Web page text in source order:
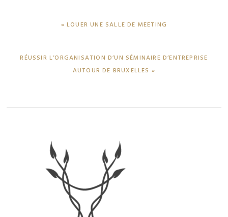
PREVIOUS
« LOUER UNE SALLE DE MEETING
NEXT
RÉUSSIR L’ORGANISATION D’UN SÉMINAIRE D’ENTREPRISE
AUTOUR DE BRUXELLES »
Primary
Sidebar